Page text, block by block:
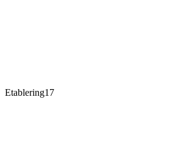
Etablering17